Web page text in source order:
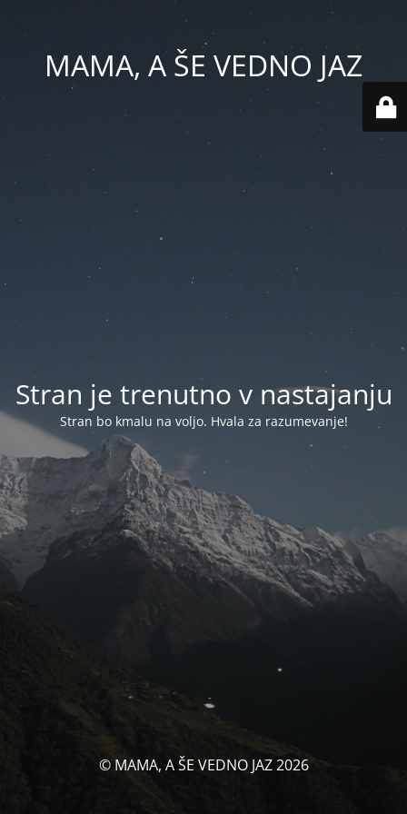
MAMA, A ŠE VEDNO JAZ
Stran je trenutno v nastajanju
Stran bo kmalu na voljo. Hvala za razumevanje!
© MAMA, A ŠE VEDNO JAZ 2026